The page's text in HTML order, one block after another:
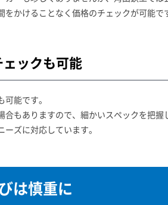
かけることなく価格のチェックが可能で
ックも可能
能です。
もありますので、細かいスペックを把握
ズに対応しています。
は慎重に